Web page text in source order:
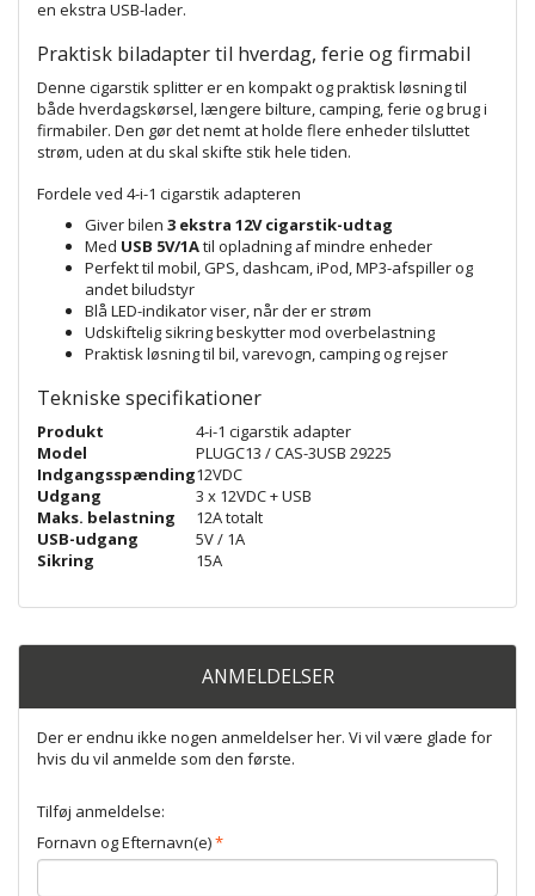
en ekstra USB-lader.
Praktisk biladapter til hverdag, ferie og firmabil
Denne cigarstik splitter er en kompakt og praktisk løsning til
både hverdagskørsel, længere bilture, camping, ferie og brug i
firmabiler. Den gør det nemt at holde flere enheder tilsluttet
strøm, uden at du skal skifte stik hele tiden.
Fordele ved 4-i-1 cigarstik adapteren
Giver bilen 3 ekstra 12V cigarstik-udtag
Med USB 5V/1Atil opladning af mindre enheder
Perfekt til mobil, GPS, dashcam, iPod, MP3-afspiller og
andet biludstyr
Blå LED-indikator viser, når der er strøm
Udskiftelig sikring beskytter mod overbelastning
Praktisk løsning til bil, varevogn, camping og rejser
Tekniske specifikationer
Produkt
4-i-1 cigarstik adapter
Model
PLUGC13 / CAS-3USB 29225
Indgangsspænding12VDC
Udgang
3 x 12VDC + USB
Maks. belastning
12A totalt
USB-udgang
5V / 1A
Sikring
15A
ANMELDELSER
Der er endnu ikke nogen anmeldelser her. Vi vil være glade for
hvis du vil anmelde som den første.
Tilføj anmeldelse:
Fornavn og Efternavn(e)